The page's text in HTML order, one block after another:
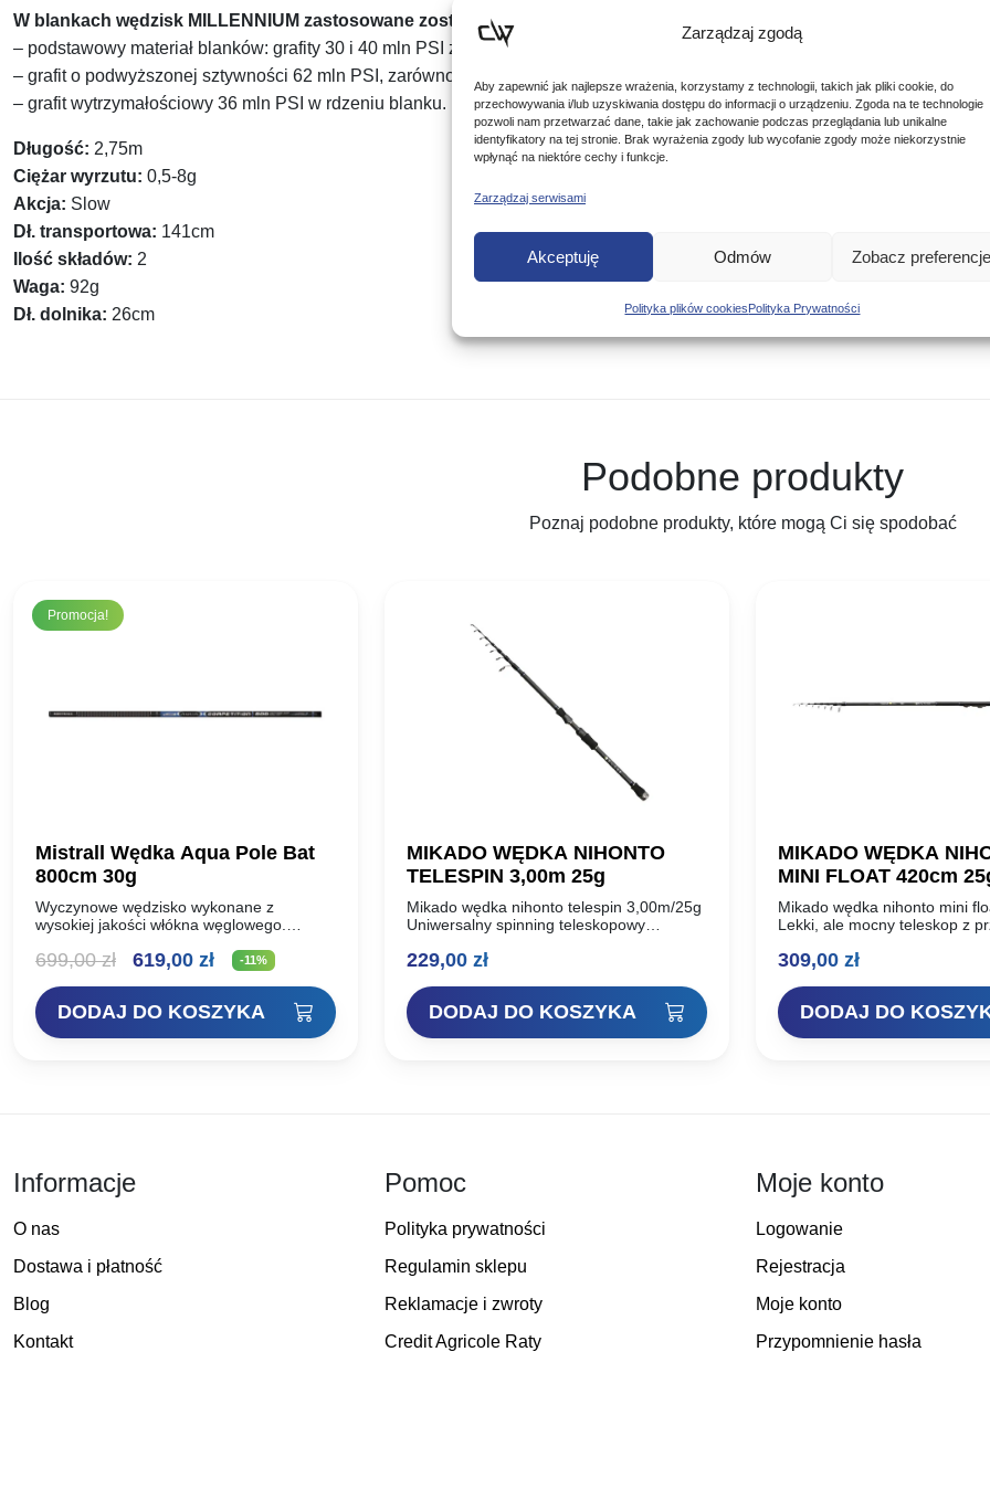
Zarządzaj zgodą
Aby zapewnić jak najlepsze wrażenia, korzystamy z technologii, takich jak pliki cookie, do
przechowywania i/lub uzyskiwania dostępu do informacji o urządzeniu. Zgoda na te technologie
pozwoli nam przetwarzać dane, takie jak zachowanie podczas przeglądania lub unikalne
identyfikatory na tej stronie. Brak wyrażenia zgody lub wycofanie zgody może niekorzystnie
wpłynąć na niektóre cechy i funkcje.
Zarządzaj serwisami
Akceptuję Odmów Zobacz preferencje
Polityka plików cookiesPolityka Prywatności
W blankach wędzisk MILLENNIUM zastosowane zostały następujące maty japońskiej firmy Toray:
– podstawowy materiał blanków: grafity 30 i 40 mln PSI z nowego materiału T1100G;
– grafit o podwyższonej sztywności 62 mln PSI, zarówno w strefach wymagających redukcji wagi jak i dla dostosowania
– grafit wytrzymałościowy 36 mln PSI w rdzeniu blanku.
Długość: 2,75m
Ciężar wyrzutu: 0,5-8g
Akcja: Slow
Dł. transportowa: 141cm
Ilość składów: 2
Waga: 92g
Dł. dolnika: 26cm
Podobne produkty
Poznaj podobne produkty, które mogą Ci się spodobać
Promocja!
Mistrall Wędka Aqua Pole Bat
800cm 30g
Wyczynowe wędzisko wykonane z
wysokiej jakości włókna węglowego.
wyważona. Wszystkie te cechy czynią to
łowienia bez…
699,00zł
Pierwotna
cena
wynosiła:
619,00 złAktualna
cena
wynosi:
-11%
DODAJ DO KOSZYKA
MIKADO WĘDKA NIHONTO
TELESPIN 3,00m 25g
Mikado wędka nihonto telespin 3,00m/25g
Uniwersalny spinning teleskopowy
włókna węglowego. Lekki i szybki,
długością transportową…
229,00 zł
DODAJ DO KOSZYKA
MIKADO WĘDKA
MINI FLOAT 420cm
Mikado wędka nihonto mini
Lekki, ale mocny teleskop z
Dzięki zastosowaniu blanków
specyficzną,mięsistą…
309,00 zł
DODAJ DO
Informacje
O nas
Dostawa i płatność
Blog
Kontakt
Pomoc
Polityka prywatności
Regulamin sklepu
Reklamacje i zwroty
Credit Agricole Raty
Moje konto
Logowanie
Rejestracja
Moje konto
Przypomnienie hasła